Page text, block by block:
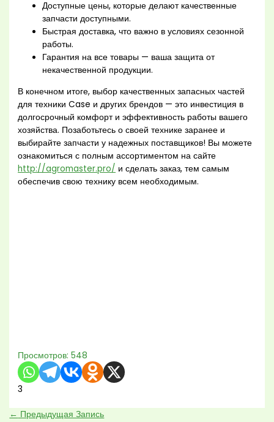
Доступные цены, которые делают качественные
запчасти доступными.
Быстрая доставка, что важно в условиях сезонной
работы.
Гарантия на все товары — ваша защита от
некачественной продукции.
В конечном итоге, выбор качественных запасных частей
для техники Case и других брендов — это инвестиция в
долгосрочный комфорт и эффективность работы вашего
хозяйства. Позаботьтесь о своей технике заранее и
выбирайте запчасти у надежных поставщиков! Вы можете
ознакомиться с полным ассортиментом на сайте
http://agromaster.pro/ и сделать заказ, тем самым
обеспечив свою технику всем необходимым.
Просмотров: 548
3
← Предыдущая Запись